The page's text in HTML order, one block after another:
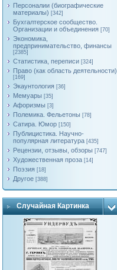
Персоналии (биографические
материалы) [342]
Бухгалтерское сообщество.
Организации и объединения [70]
Экономика,
предпринимательство, финансы
[2385]
Статистика, переписи [324]
Право (как область деятельности)
[169]
Экаунтология [36]
Мемуары [35]
Афоризмы [3]
Полемика. Фельетоны [78]
Сатира. Юмор [150]
Публицистика. Научно-
популярная литература [435]
Рецензии, отзывы, обзоры [747]
Художественная проза [14]
Поэзия [18]
Другое [388]
Случайная Картинка